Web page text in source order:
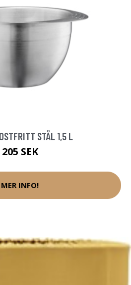
STÅL 1,5 L
205 SEK
MER INFO!